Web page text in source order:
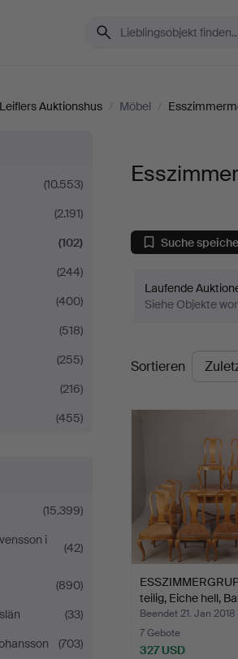
Leiflers Auktionshus / Möbel /
(10.553)
(2.191)
(102)
(244)
(400)
(518)
(255)
(216)
(455)
(15.399)
i
(42)
(890)
(33)
(703)
Suche
Laufende
Siehe Objekte
Endpreise
Sortieren
teilig, Eiche hell,
Beendet 21. Jan 2018
7 Gebote
327 USD